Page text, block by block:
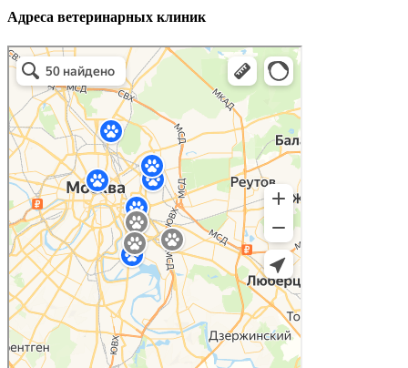
Адреса ветеринарных клиник